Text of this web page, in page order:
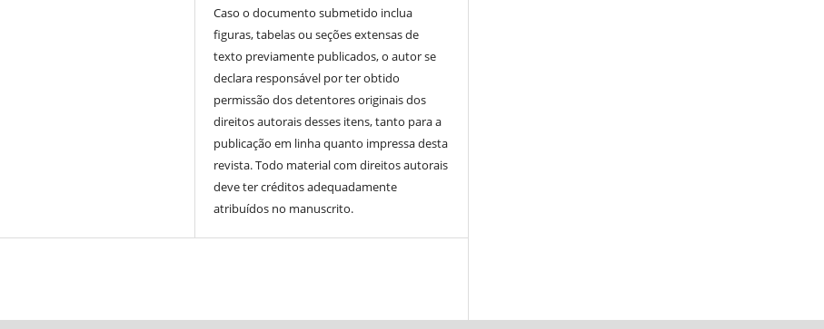
Caso o documento submetido inclua
figuras, tabelas ou seções extensas de
texto previamente publicados, o autor se
declara responsável por ter obtido
permissão dos detentores originais dos
direitos autorais desses itens, tanto para a
publicação em linha quanto impressa desta
revista. Todo material com direitos autorais
deve ter créditos adequadamente
atribuídos no manuscrito.